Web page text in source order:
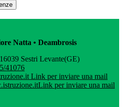
Natta • Deambrosis
Sestri Levante(GE)
41076
Link per inviare una mail
Link per inviare una mail